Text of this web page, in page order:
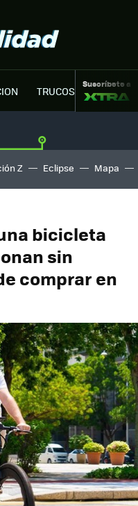
TRUCOS MOTOR
Suscríbete a
Z Eclipse Mapa
bicicleta
sin
comprar en